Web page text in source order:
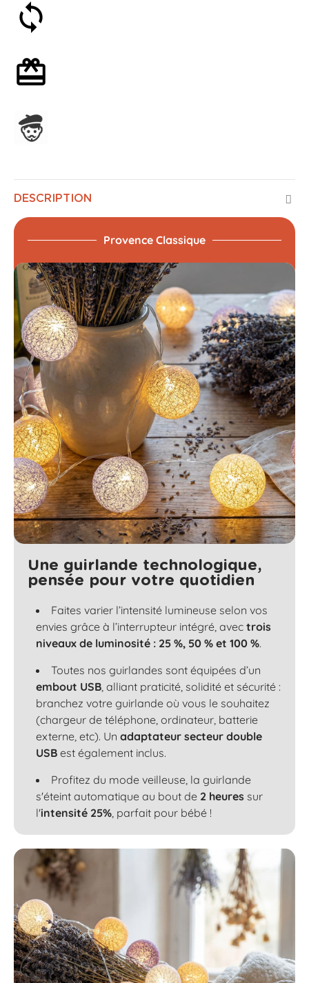
DESCRIPTION
Provence Classique
Une guirlande technologique,
pensée pour votre quotidien
Faites varier l’intensité lumineuse selon vos
envies grâce à l’interrupteur intégré, avec trois
niveaux de luminosité : 25 %, 50 % et 100 %.
Toutes nos guirlandes sont équipées d’un
embout USB, alliant praticité, solidité et sécurité :
branchez votre guirlande où vous le souhaitez
(chargeur de téléphone, ordinateur, batterie
externe, etc). Un adaptateur secteur double
USB est également inclus.
Profitez du mode veilleuse, la guirlande
s'éteint automatique au bout de 2 heures sur
l'intensité 25%, parfait pour bébé !